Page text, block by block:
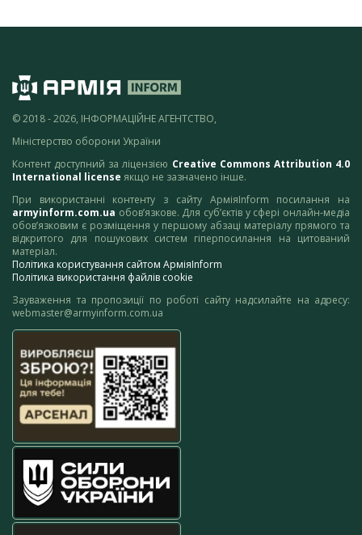
© 2018 - 2026, ІНФОРМАЦІЙНЕ АГЕНТСТВО,
Міністерство оборони України
Контент доступний за ліцензією Creative Commons Attribution 4.0
International license якщо не зазначено інше.
При використанні контенту з сайту АрміяInform посилання на
armyinform.com.ua обов’язкове. Для суб’єктів у сфері онлайн-медіа
обов’язковим є розміщення у першому абзаці матеріалу прямого та
відкритого для пошукових систем гіперпосилання на цитований
матеріал.
Політика користування сайтом АрміяInform
Політика використання файлів cookie
Зауваження та пропозиції по роботі сайту надсилайте на адресу:
webmaster@armyinform.com.ua